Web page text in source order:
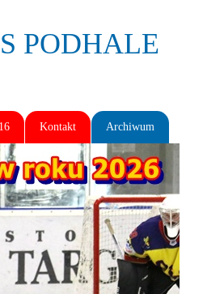
PODHALE
Kontakt Archiwum